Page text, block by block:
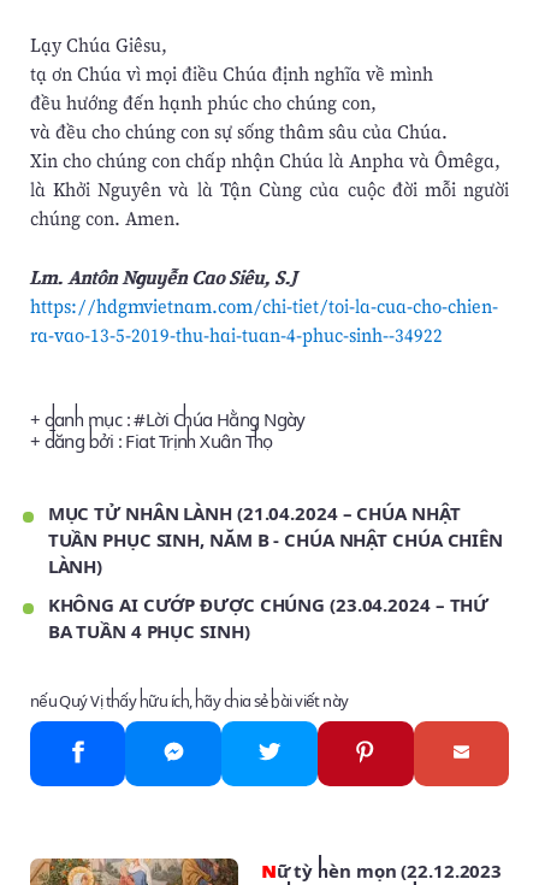
Lạy Chúa Giêsu,
tạ ơn Chúa vì mọi điều Chúa định nghĩa về mình
đều hướng đến hạnh phúc cho chúng con,
và đều cho chúng con sự sống thâm sâu của Chúa.
Xin cho chúng con chấp nhận Chúa là Anpha và Ômêga,
là Khởi Nguyên và là Tận Cùng của cuộc đời mỗi người
chúng con. Amen.
Lm. Antôn Nguyễn Cao Siêu, S.J
https://hdgmvietnam.com/chi-tiet/toi-la-cua-cho-chien-
ra-vao-13-5-2019-thu-hai-tuan-4-phuc-sinh--34922
+ danh mục : #Lời Chúa Hằng Ngày
+ đăng bởi : Fiat Trịnh Xuân Thọ
MỤC TỬ NHÂN LÀNH (21.04.2024 – CHÚA NHẬT
TUẦN PHỤC SINH, NĂM B - CHÚA NHẬT CHÚA CHIÊN
LÀNH)
KHÔNG AI CƯỚP ĐƯỢC CHÚNG (23.04.2024 – THỨ
BA TUẦN 4 PHỤC SINH)
nếu Quý Vị thấy hữu ích, hãy chia sẻ bài viết này
Nữ tỳ hèn mọn (22.12.2023